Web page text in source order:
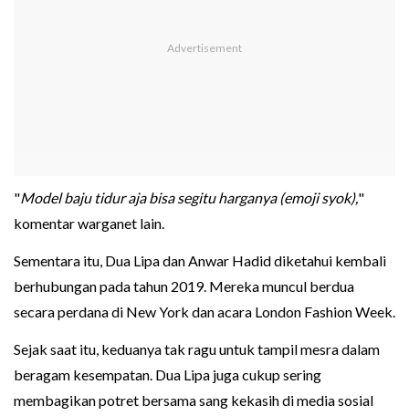
"Model baju tidur aja bisa segitu harganya (emoji syok),"
komentar warganet lain.
Sementara itu, Dua Lipa dan Anwar Hadid diketahui kembali
berhubungan pada tahun 2019. Mereka muncul berdua
secara perdana di New York dan acara London Fashion Week.
Sejak saat itu, keduanya tak ragu untuk tampil mesra dalam
beragam kesempatan. Dua Lipa juga cukup sering
membagikan potret bersama sang kekasih di media sosial